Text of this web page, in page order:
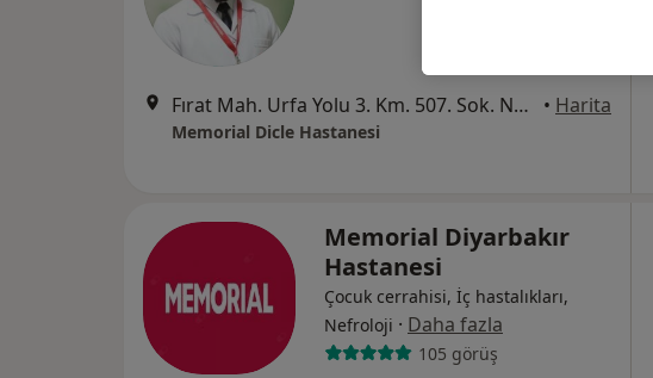
Fırat Mah. Urfa Yolu 3. Km. 507. Sok. No: 150, Diyarbakır • Harita
Memorial Dicle Hastanesi
Memorial Diyarbakır
Hastanesi
Çocuk cerrahisi, İç hastalıkları,
Nefroloji · Daha fazla
105 görüş